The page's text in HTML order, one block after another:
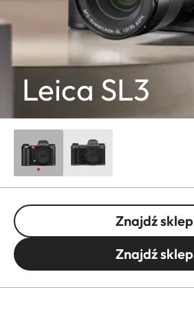
Leica SL3
Znajdź sklep
Znajdź sklep